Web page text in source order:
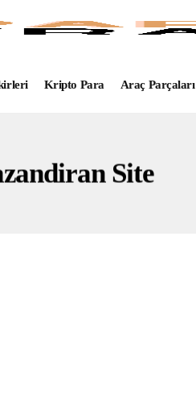
Kripto Para Araç Parçaları
Site